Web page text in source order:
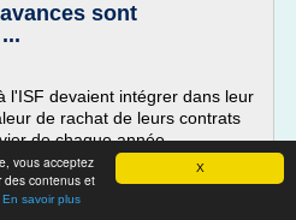
X
vous acceptez
des contenus et
En savoir plus
sont
l'ISF devaient intégrer dans leur
de rachat de leurs contrats
de chaque année
pour tous les détenteurs
ceux qui avaient obtenu une
les contrats d'assurance